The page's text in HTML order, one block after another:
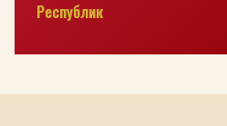
Республик